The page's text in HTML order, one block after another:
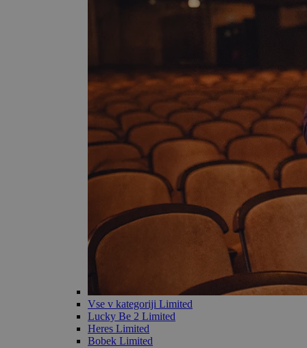
Vse v kategoriji Limited
Lucky Be 2 Limited
Heres Limited
Bobek Limited